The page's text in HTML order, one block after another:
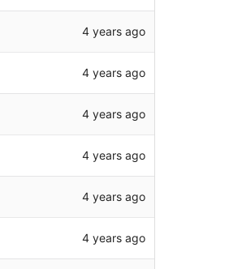
4 years ago
4 years ago
4 years ago
4 years ago
4 years ago
4 years ago